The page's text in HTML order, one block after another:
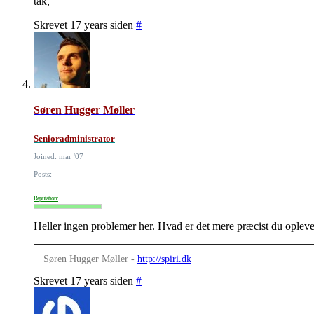
Skrevet 17 years siden #
Søren Hugger Møller
Senioradministrator
Joined: mar '07
Posts:
Reputation:
Heller ingen problemer her. Hvad er det mere præcist du
Søren Hugger Møller - http://spiri.dk
Skrevet 17 years siden #